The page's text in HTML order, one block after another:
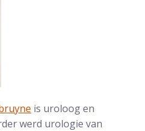
is uroloog en
werd urologie van